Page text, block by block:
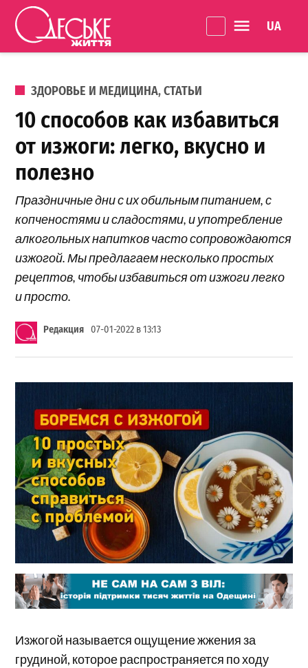
Перейти к содержанию
життя
ОПУБЛИКОВАНО В
ЗДОРОВЬЕ И МЕДИЦИНА,СТАТЬИ
10 способов как избавиться
от изжоги: легко, вкусно и
полезно
Праздничные дни с их обильным питанием, с
копченостями и сладостями, и употребление
алкогольных напитков часто сопровождаются
изжогой. Мы предлагаем несколько простых
рецептов, чтобы избавиться от изжоги легко
и просто.
Редакция 07-01-2022 в 13:13
Изжогой называется ощущение жжения за
грудиной, которое распространяется по ходу